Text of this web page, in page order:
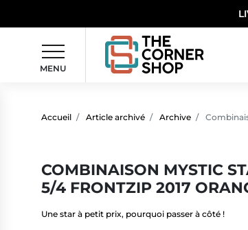
MENU
Accueil Article archivé Archive
COMBINAISON MYSTIC
5/4 FRONTZIP 2017
Une star à petit prix, pourquoi passer à côté !